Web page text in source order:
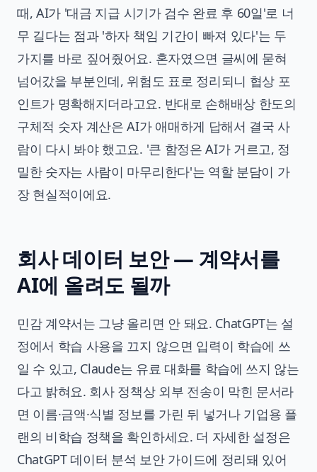
때, AI가 '대금 지급 시기가 검수 완료 후 60일'로 너
무 길다는 점과 '하자 책임 기간이 빠져 있다'는 두
가지를 바로 짚어줬어요. 혼자였으면 글씨에 묻혀
넘어갔을 부분인데, 위험도 표로 정리되니 협상 포
인트가 명확해지더라고요. 반대로 손해배상 한도의
구체적 숫자 계산은 AI가 애매하게 답해서 결국 사
람이 다시 봐야 했고요. '큰 함정은 AI가 거르고, 정
밀한 숫자는 사람이 마무리한다'는 역할 분담이 가
장 현실적이에요.
회사 데이터 보안 — 계약서를
AI에 올려도 될까
민감 계약서는 그냥 올리면 안 돼요. ChatGPT는 설
정에서 학습 사용을 끄지 않으면 입력이 학습에 쓰
일 수 있고, Claude는 유료 대화를 학습에 쓰지 않는
다고 밝혀요. 회사 정책상 외부 전송이 막힌 문서라
면 이름·금액·식별 정보를 가린 뒤 넣거나 기업용 플
랜의 비학습 정책을 확인하세요. 더 자세한 설정은
ChatGPT 데이터 분석 보안 가이드에 정리돼 있어